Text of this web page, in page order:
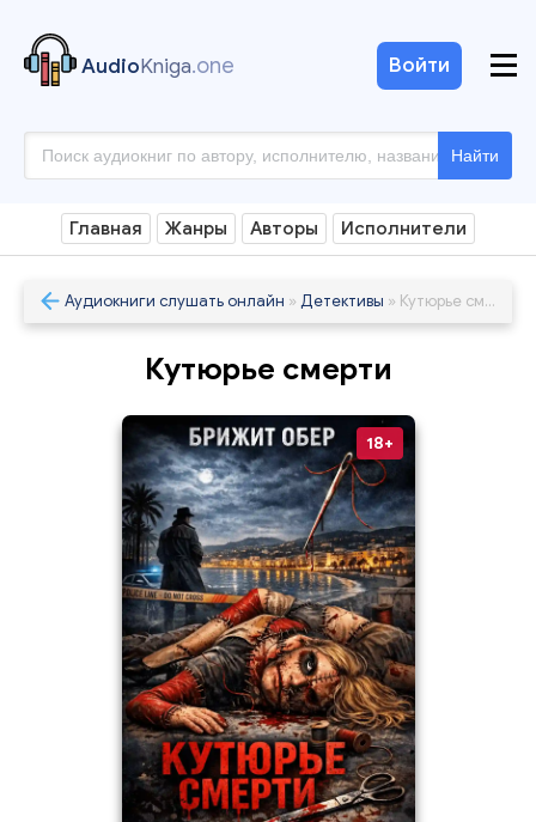
AudioKniga.one
Найти
Войти
Главная Жанры Авторы Исполнители
Аудиокниги слушать онлайн » Детективы » Кутюрье смерти
Кутюрье смерти
18+